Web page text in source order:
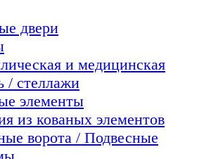
двери
и медицинская
/ стеллажи
элементы
из кованых элементов
ворота / Подвесные